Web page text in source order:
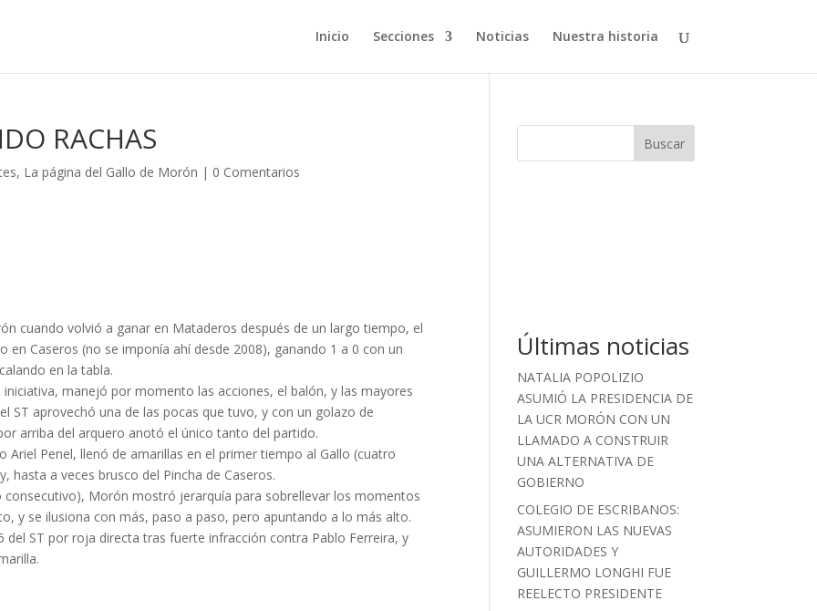
Inicio Secciones Noticias Nuestra historia
RACHAS
, La página del Gallo de Morón | 0 Comentarios
cuando volvió a ganar en Mataderos después de un largo tiempo, el
Caseros (no se imponía ahí desde 2008), ganando 1 a 0 con un
en la tabla.
manejó por momento las acciones, el balón, y las mayores
ST aprovechó una de las pocas que tuvo, y con un golazo de
arriba del arquero anotó el único tanto del partido.
Penel, llenó de amarillas en el primer tiempo al Gallo (cuatro
a veces brusco del Pincha de Caseros.
Morón mostró jerarquía para sobrellevar los momentos
y se ilusiona con más, paso a paso, pero apuntando a lo más alto.
del ST por roja directa tras fuerte infracción contra Pablo Ferreira, y
Buscar
Últimas noticias
NATALIA POPOLIZIO
ASUMIÓ LA PRESIDENCIA DE
LA UCR MORÓN CON UN
LLAMADO A CONSTRUIR
UNA ALTERNATIVA DE
GOBIERNO
COLEGIO DE ESCRIBANOS:
ASUMIERON LAS NUEVAS
AUTORIDADES Y
GUILLERMO LONGHI FUE
REELECTO PRESIDENTE